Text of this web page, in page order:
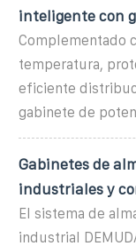
inteligente con
Complementado
temperatura,
eficiente
gabinete de
Gabinetes de
industriales y
El sistema de
industrial